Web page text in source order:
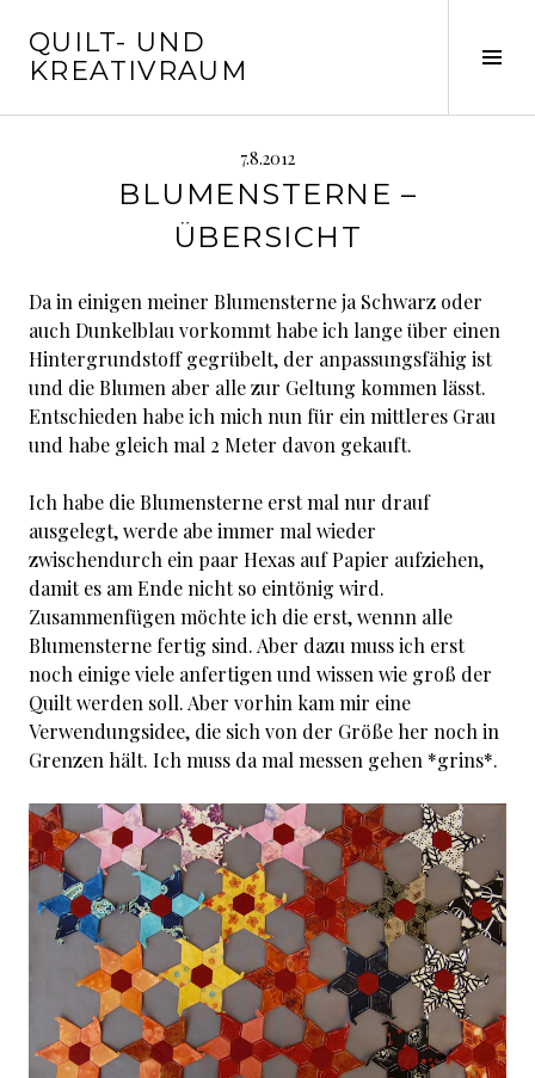
zum
Inhalt
QUILT- UND
KREATIVRAUM
7.8.2012
BLUMENSTERNE –
ÜBERSICHT
Da in einigen meiner Blumensterne ja Schwarz oder
auch Dunkelblau vorkommt habe ich lange über einen
Hintergrundstoff gegrübelt, der anpassungsfähig ist
und die Blumen aber alle zur Geltung kommen lässt.
Entschieden habe ich mich nun für ein mittleres Grau
und habe gleich mal 2 Meter davon gekauft.
Ich habe die Blumensterne erst mal nur drauf
ausgelegt, werde abe immer mal wieder
zwischendurch ein paar Hexas auf Papier aufziehen,
damit es am Ende nicht so eintönig wird.
Zusammenfügen möchte ich die erst, wennn alle
Blumensterne fertig sind. Aber dazu muss ich erst
noch einige viele anfertigen und wissen wie groß der
Quilt werden soll. Aber vorhin kam mir eine
Verwendungsidee, die sich von der Größe her noch in
Grenzen hält. Ich muss da mal messen gehen *grins*.